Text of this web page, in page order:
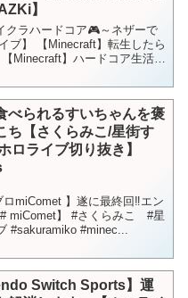
】
ラハードコア🎮～ネザーで
ブ】 【Minecraft】転生したら
Minecraft】ハードコア生活4
べられるすいちゃんを褒
ち【さくらみこ/星街す
ロライブ切り抜き】
miComet 】遂に最終回‼エン
miComet】 #さくらみこ #星
#minec...
Switch Sports】運